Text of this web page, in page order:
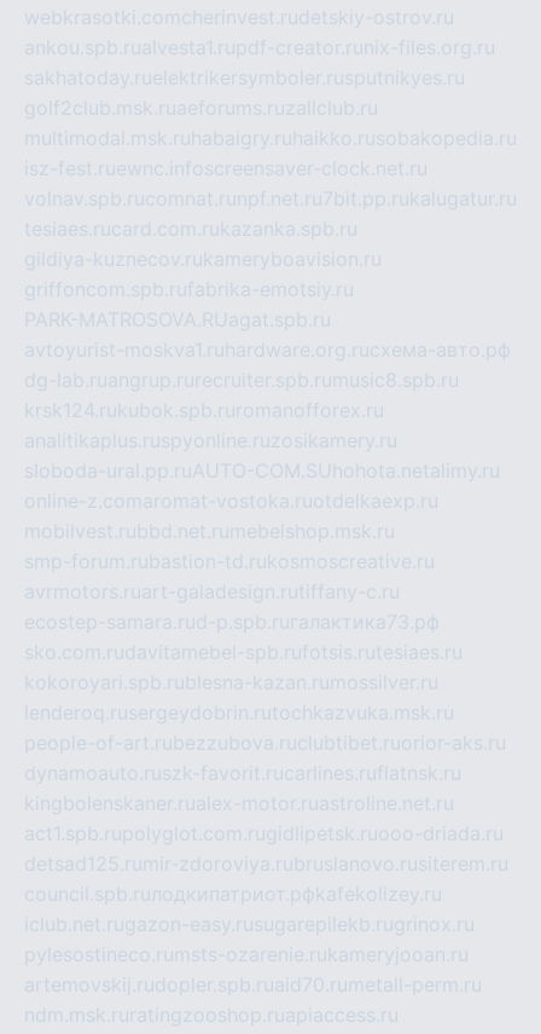
webkrasotki.comcherinvest.rudetskiy-ostrov.ru
ankou.spb.rualvesta1.rupdf-creator.ru nix-files.org.ru
sakhatoday.ruelektrikersymboler.rusputnikyes.ru
golf2club.msk.ruaeforums.ruzallclub.ru
multimodal.msk.ru habaigry.ru haikko.rusobakopedia.ru
isz-fest.ruewnc.infoscreensaver-clock.net.ru
volnav.spb.rucomnat.ru npf.net.ru 7bit.pp.rukalugatur.ru
tesiaes.rucard.com.rukazanka.spb.ru
gildiya-kuznecov.rukameryboavision.ru
griffoncom.spb.rufabrika-emotsiy.ru
PARK-MATROSOVA.RUagat.spb.ru
avtoyurist-moskva1.ru hardware.org.ruсхема-авто.рф
dg-lab.ruangrup.ru recruiter.spb.ru music8.spb.ru
krsk124.rukubok.spb.ru romanofforex.ru
analitikaplus.ruspyonline.ruzosikamery.ru
sloboda-ural.pp.ruAUTO-COM.SU hohota.net alimy.ru
online-z.comaromat-vostoka.ruotdelkaexp.ru
mobilvest.rubbd.net.ru mebelshop.msk.ru
smp-forum.rubastion-td.rukosmoscreative.ru
avrmotors.ruart-galadesign.rutiffany-c.ru
ecostep-samara.rud-p.spb.ru галактика73.рф
sko.com.rudavitamebel-spb.rufotsis.rutesiaes.ru
kokoroyari.spb.rublesna-kazan.ru mossilver.ru
lenderoq.rusergeydobrin.rutochkazvuka.msk.ru
people-of-art.rubezzubova.ruclubtibet.ruorior-aks.ru
dynamoauto.ruszk-favorit.rucarlines.ruflatnsk.ru
kingbolenskaner.rualex-motor.ruastroline.net.ru
act1.spb.rupolyglot.com.rugidlipetsk.ruooo-driada.ru
detsad125.ru mir-zdoroviya.rubruslanovo.rusiterem.ru
council.spb.ruлодкипатриот.рфkafekolizey.ru
iclub.net.rugazon-easy.rusugarepilekb.rugrinox.ru
pylesostineco.ru msts-ozarenie.rukameryjooan.ru
artemovskij.rudopler.spb.ruaid70.ru metall-perm.ru
ndm.msk.ru ratingzooshop.ruapiaccess.ru